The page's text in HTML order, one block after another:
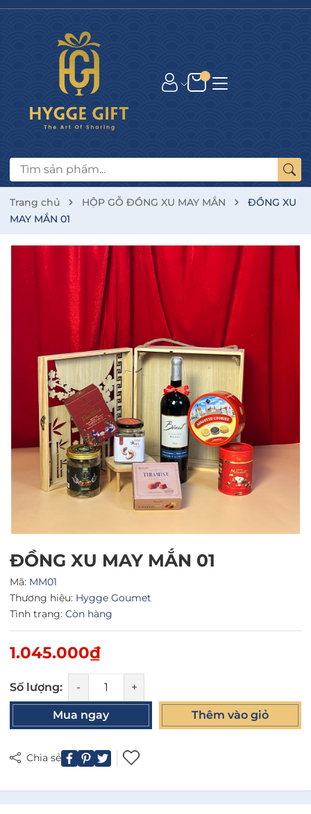
Trang chủ HỘP GỖ ĐỒNG XU MAY MẮN
ĐỒNG XU
MAY MẮN 01
ĐỒNG XU MAY MẮN 01
Mã: MM01
Thương hiệu: Hygge Goumet
Tình trạng: Còn hàng
1.045.000₫
Số lượng: - +
Mua ngay Thêm vào giỏ
Chia sẻ
Mã giảm giá:
Ngày hết hạn:
Điều kiện: